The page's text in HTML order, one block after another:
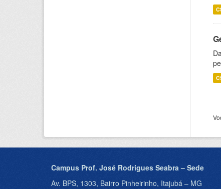
Campus Prof. José Rodrigues Seabra – Sede
Av. BPS, 1303, Bairro Pinheirinho, Itajubá – MG